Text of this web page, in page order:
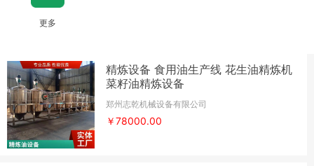
更多
精炼设备 食用油生产线 花生油精炼机
菜籽油精炼设备
郑州志乾机械设备有限公司
￥78000.00